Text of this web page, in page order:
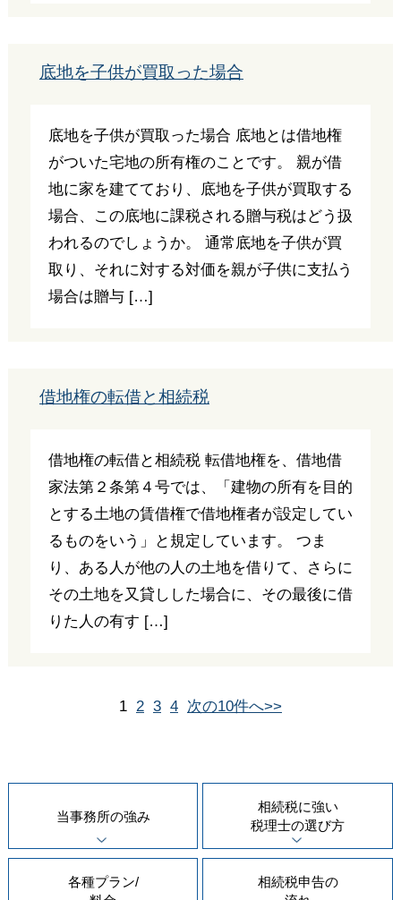
底地を子供が買取った場合
底地を子供が買取った場合 底地とは借地権
がついた宅地の所有権のことです。 親が借
地に家を建てており、底地を子供が買取する
場合、この底地に課税される贈与税はどう扱
われるのでしょうか。 通常底地を子供が買
取り、それに対する対価を親が子供に支払う
場合は贈与 […]
借地権の転借と相続税
借地権の転借と相続税 転借地権を、借地借
家法第２条第４号では、「建物の所有を目的
とする土地の賃借権で借地権者が設定してい
るものをいう」と規定しています。 つま
り、ある人が他の人の土地を借りて、さらに
その土地を又貸しした場合に、その最後に借
りた人の有す […]
1 2 3 4 次の10件へ>>
当事務所の強み
相続税に強い
税理士の選び方
各種プラン/
相続税申告の